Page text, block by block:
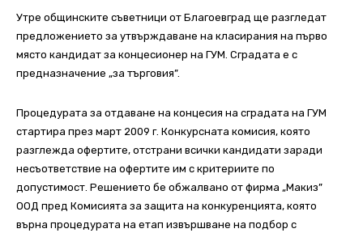
Утре общинските съветници от Благоевград ще разгледат
предложението за утвърждаване на класирания на първо
място кандидат за концесионер на ГУМ. Сградата е с
предназначение „за търговия”.
Процедурата за отдаване на концесия на сградата на ГУМ
стартира през март 2009 г. Конкурсната комисия, която
разглежда офертите, отстрани всички кандидати заради
несъответствие на офертите им с критериите по
допустимост. Решението бе обжалвано от фирма „Макиз”
ООД пред Комисията за защита на конкуренцията, която
върна процедурата на етап извършване на подбор с